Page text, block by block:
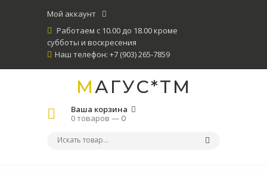
Мой аккаунт
Работаем с 10.00 до 18.00 кроме
субботы и воскресения
Наш телефон: +7 (903) 265-7859
МАГУС*ТМ
Ваша корзина
0 товаров —0